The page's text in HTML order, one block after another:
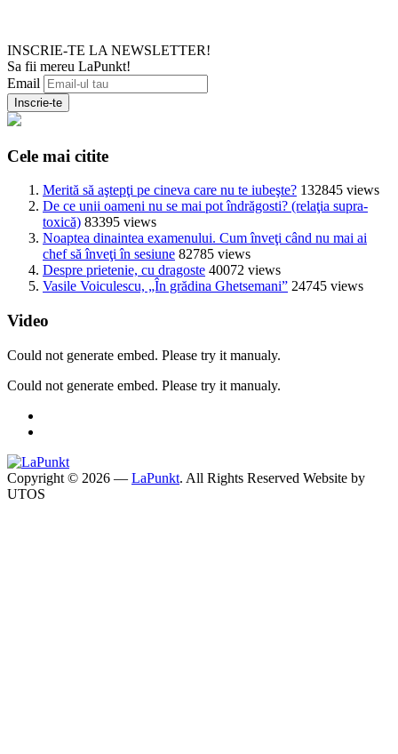
INSCRIE-TE LA NEWSLETTER!
Sa fii mereu LaPunkt!
Email
Cele mai citite
Merită să aştepţi pe cineva care nu te iubeşte? 132845 views
De ce unii oameni nu se mai pot îndrăgosti? (relaţia supra-
toxică) 83395 views
Noaptea dinaintea examenului. Cum înveţi când nu mai ai
chef să înveţi în sesiune 82785 views
Despre prietenie, cu dragoste 40072 views
Vasile Voiculescu, „În grădina Ghetsemani” 24745 views
Video
Could not generate embed. Please try it manualy.
Could not generate embed. Please try it manualy.
Copyright © 2026 — LaPunkt. All Rights Reserved Website by
UTOS